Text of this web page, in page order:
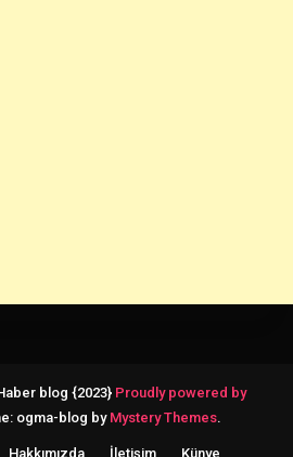
blog {2023} Proudly powered by
ogma-blog by Mystery Themes.
Hakkımızda İletişim Künye